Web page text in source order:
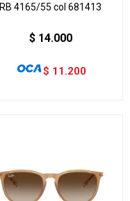
RB 4165/55 col 681413
$ 14.000
$ 11.200